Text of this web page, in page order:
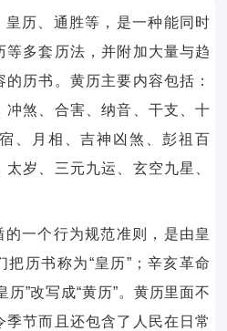
历、通胜等，是一种能同时
等多套历法，并附加大量与趋
历书。黄历主要内容包括：
冲煞、合害、纳音、干支、十
、月相、吉神凶煞、彭祖百
岁、三元九运、玄空九星、
的一个行为规范准则，是由皇
历书称为“皇历”；辛亥革命
历”改写成“黄历”。黄历里面不
节而且还包含了人民在日常